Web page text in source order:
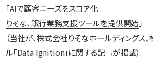
「AIで顧客ニーズをスコア化
りそな、銀行業務支援ツールを提供開始」
（当社が、株式会社りそなホールディング
ル「Data Ignition」に関する記事が掲載）